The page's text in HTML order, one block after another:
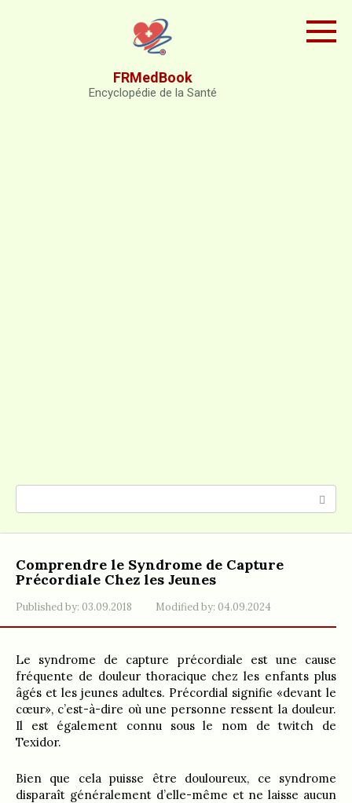
FRMedBook
Encyclopédie de la Santé
Comprendre le Syndrome de Capture
Précordiale Chez les Jeunes
Published by: 03.09.2018 Modified by: 04.09.2024
Le syndrome de capture précordiale est une cause
fréquente de douleur thoracique chez les enfants plus
âgés et les jeunes adultes. Précordial signifie «devant le
cœur», c’est-à-dire où une personne ressent la douleur.
Il est également connu sous le nom de twitch de
Texidor.
Bien que cela puisse être douloureux, ce syndrome
disparaît généralement d’elle-même et ne laisse aucun